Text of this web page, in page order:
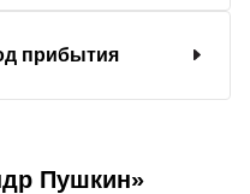
прибытия
Пушкин»